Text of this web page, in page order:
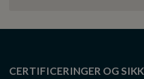
CERTIFICERINGER OG